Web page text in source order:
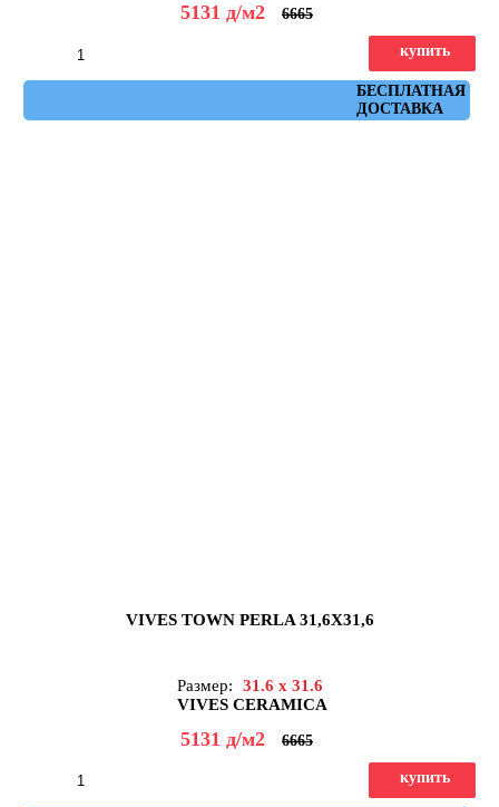
5131 д/м2 6665
БЕСПЛАТНАЯ
ДОСТАВКА
купить
VIVES TOWN PERLA 31,6X31,6
Размер:
31.6 x 31.6
VIVES CERAMICA
5131 д/м2 6665
купить